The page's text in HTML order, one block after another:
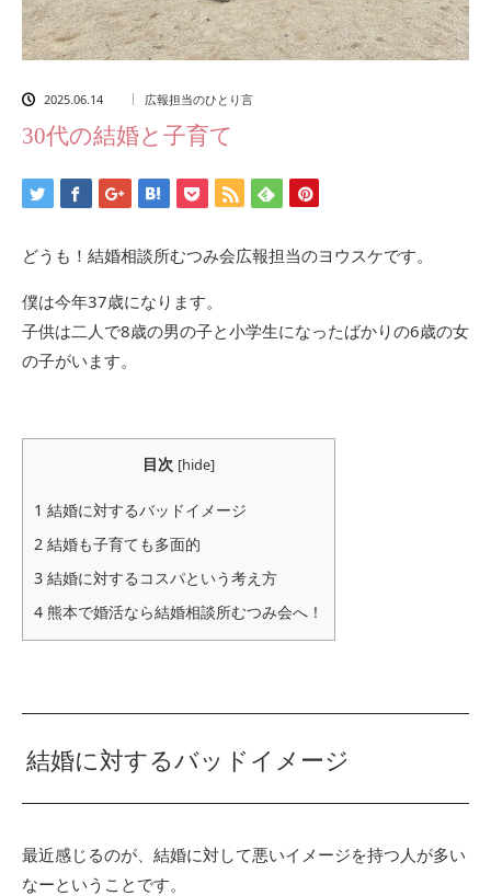
2025.06.14 広報担当のひとり言
30代の結婚と子育て
どうも！結婚相談所むつみ会広報担当のヨウスケです。
僕は今年37歳になります。
子供は二人で8歳の男の子と小学生になったばかりの6歳の女
の子がいます。
目次 [hide]
1 結婚に対するバッドイメージ
2 結婚も子育ても多面的
3 結婚に対するコスパという考え方
4 熊本で婚活なら結婚相談所むつみ会へ！
結婚に対するバッドイメージ
最近感じるのが、結婚に対して悪いイメージを持つ人が多い
なーということです。